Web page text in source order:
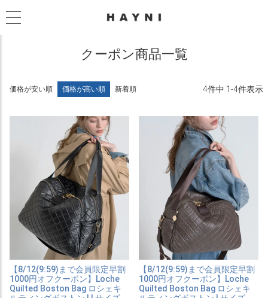
クーポン商品一覧
価格が安い順 価格が高い順 新着順 4件中 1-4件表示
【8/12(9:59)まで会員限定早割
1000円オフクーポン】Loche
Quilted Boston Bag ロシェキ
【8/12(9:59)まで会員限定早割
1000円オフクーポン】Loche
Quilted Boston Bag ロシェキ